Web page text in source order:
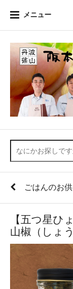
メニュー
ごはんのお供
【五つ星ひ
山椒（しょ